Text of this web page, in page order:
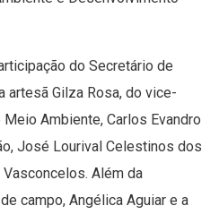
do Secretário de
artesã Gilza Rosa, do vice-
Ambiente, Carlos Evandro
José Lourival Celestinos dos
Além da
campo, Angélica Aguiar e a